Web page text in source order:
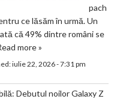
pach
ce lăsăm în urmă. Un
că 49% dintre români se
more »
iulie 22, 2026 - 7:31 pm
Debutul noilor Galaxy Z